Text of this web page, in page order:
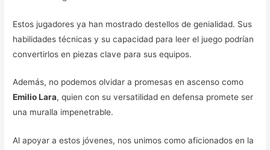
Estos jugadores ya han mostrado destellos de genialidad. Sus
habilidades técnicas y su capacidad para leer el juego podrían
convertirlos en piezas clave para sus equipos.
Además, no podemos olvidar a promesas en ascenso como
Emilio Lara, quien con su versatilidad en defensa promete ser
una muralla impenetrable.
Al apoyar a estos jóvenes, nos unimos como aficionados en la